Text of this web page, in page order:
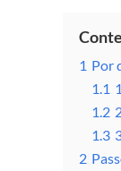
1 Por
1.1
1.2
1.3
2